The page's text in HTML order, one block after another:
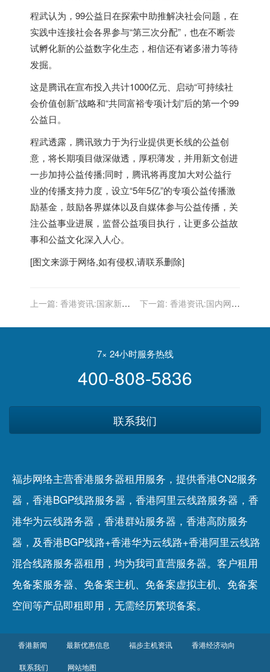
程武认为，99公益日在探索中助推解决社会问题，在
实践中连接社会各界参与“第三次分配”，也在不断尝
试孵化新的公益数字化生态，相信还有诸多潜力等待
发掘。
这是腾讯在宣布投入共计1000亿元、启动“可持续社
会价值创新”战略和“共同富裕专项计划”后的第一个99
公益日。
程武透露，腾讯致力于为行业提供更长线的公益创
意，将长期项目做深做透，厚积薄发，并用新文创进
一步加持公益传播;同时，腾讯将再度加大对公益行
业的传播支持力度，设立“5年5亿”的专项公益传播激
励基金，鼓励各界媒体以及自媒体参与公益传播，关
注公益事业进展，监督公益项目执行，让更多公益故
事和公益文化深入人心。
[图文来源于网络,如有侵权,请联系删除]
上一篇: 香港资讯:国家新闻
未成年人沉迷网络游戏
下一篇: 香港资讯:国内网站
422万个
7× 24小时服务热线
400-808-5836
联系我们
福步网络主营香港服务器租用服务，提供香港CN2服务
器，香港BGP线路服务器，香港阿里云线路服务器，香
港华为云线路务器，香港群站服务器，香港高防服务
器，及香港BGP线路+香港华为云线路+香港阿里云线路
混合线路服务器租用，均为我司直营服务器。客户租用
免备案服务器、 免备案主机、 免备案虚拟主机、 免备案
空间等产品即租即用，无需经历繁琐备案。
香港新闻 最新优惠信息 福步主机资讯 香港经济动向
联系我们 网站地图